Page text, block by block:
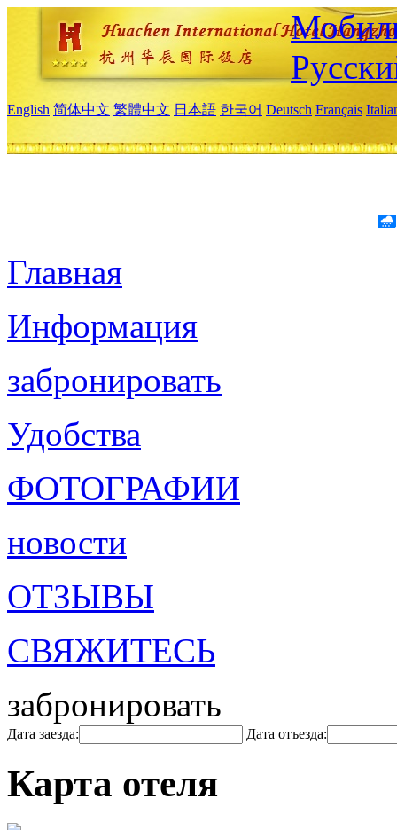
English 简体中文 繁體中文 日本語 한국어 Deutsch Français
Главная
Информация
забронировать
Удобства
ФОТОГРАФИИ
новости
ОТЗЫВЫ
СВЯЖИТЕСЬ
забронировать
Дата заезда: Дата отъезда:
Карта отеля